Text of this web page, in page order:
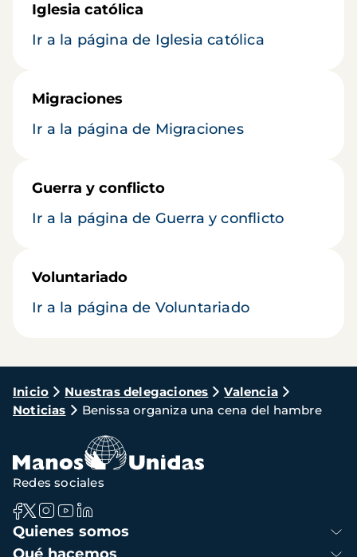
Iglesia católica
Ir a la página de Iglesia católica
Migraciones
Ir a la página de Migraciones
Guerra y conflicto
Ir a la página de Guerra y conflicto
Voluntariado
Ir a la página de Voluntariado
Ruta
de
navegación
Inicio Nuestras delegaciones
Valencia
Noticias
Benissa organiza una cena del hambre
Navegación
principal
Quienes somos
Redes sociales